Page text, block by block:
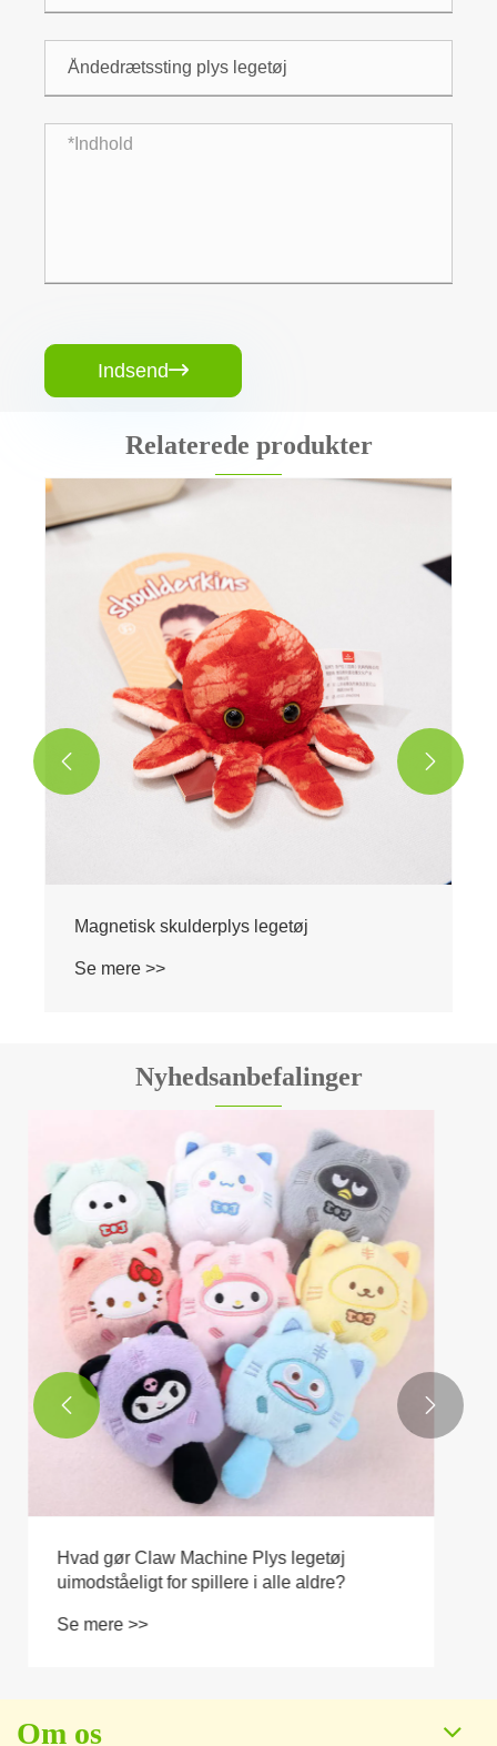
Indsend
Relaterede produkter
Se mere >>
 
Nyhedsanbefalinger
Hvordan vælger man sikkert tegneserie
plyslegetøj?
Se mere >>
 
Om os